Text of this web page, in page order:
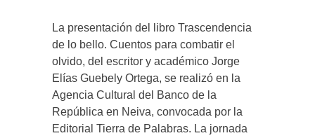
La presentación del libro Trascendencia
de lo bello. Cuentos para combatir el
olvido, del escritor y académico Jorge
Elías Guebely Ortega, se realizó en la
Agencia Cultural del Banco de la
República en Neiva, convocada por la
Editorial Tierra de Palabras. La jornada